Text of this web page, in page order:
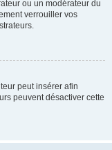
ou un modérateur du
verrouiller vos
peut insérer afin
peuvent désactiver cette